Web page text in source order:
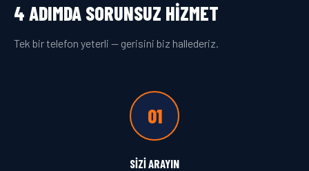
4 ADIMDA SORUNSUZ HIZMET
Tek bir telefon yeterli — gerisini biz hallederiz.
01
SIZI ARAYIN